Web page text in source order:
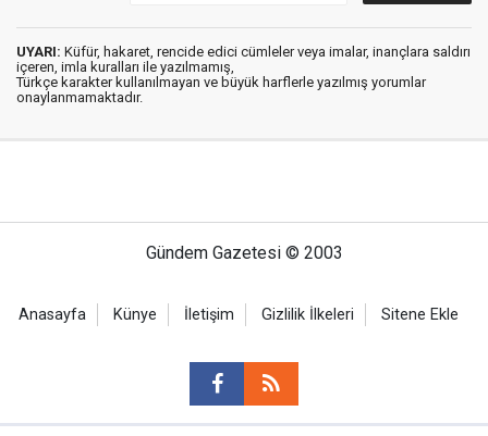
UYARI: Küfür, hakaret, rencide edici cümleler veya imalar, inançlara saldırı
içeren, imla kuralları ile yazılmamış,
Türkçe karakter kullanılmayan ve büyük harflerle yazılmış yorumlar
onaylanmamaktadır.
Gündem Gazetesi © 2003
Anasayfa Künye İletişim Gizlilik İlkeleri Sitene Ekle